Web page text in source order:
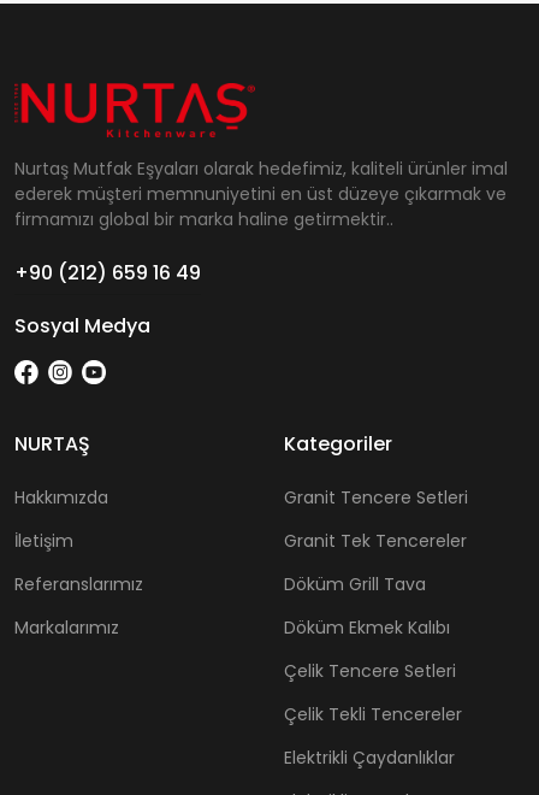
Nurtaş Mutfak Eşyaları olarak hedefimiz, kaliteli ürünler imal
ederek müşteri memnuniyetini en üst düzeye çıkarmak ve
firmamızı global bir marka haline getirmektir..
+90 (212) 659 16 49
Sosyal Medya
NURTAŞ
Hakkımızda
İletişim
Referanslarımız
Markalarımız
Kategoriler
Granit Tencere Setleri
Granit Tek Tencereler
Döküm Grill Tava
Döküm Ekmek Kalıbı
Çelik Tencere Setleri
Çelik Tekli Tencereler
Elektrikli Çaydanlıklar